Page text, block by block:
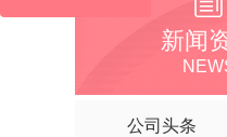
新闻
公司头条